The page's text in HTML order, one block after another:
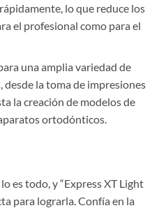
lo que reduce los
el profesional como para el
una amplia variedad de
la toma de impresiones
la creación de modelos de
ortodónticos.
es todo, y “Express XT Light
para lograrla. Confía en la